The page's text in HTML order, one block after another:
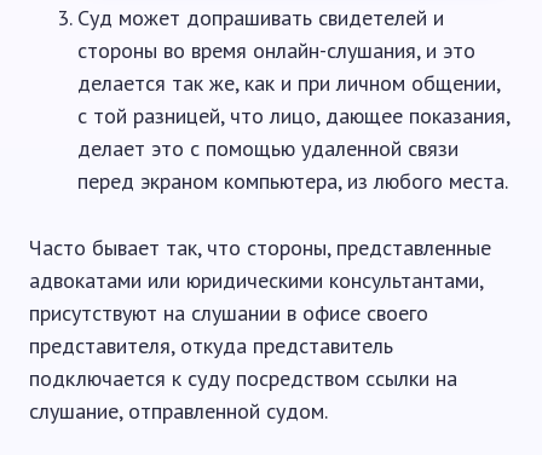
Суд может допрашивать свидетелей и
стороны во время онлайн-слушания, и это
делается так же, как и при личном общении,
с той разницей, что лицо, дающее показания,
делает это с помощью удаленной связи
перед экраном компьютера, из любого места.
Часто бывает так, что стороны, представленные
адвокатами или юридическими консультантами,
присутствуют на слушании в офисе своего
представителя, откуда представитель
подключается к суду посредством ссылки на
слушание, отправленной судом.